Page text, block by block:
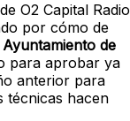
O2 Capital Radio
por cómo de
de
para aprobar ya
anterior para
técnicas hacen